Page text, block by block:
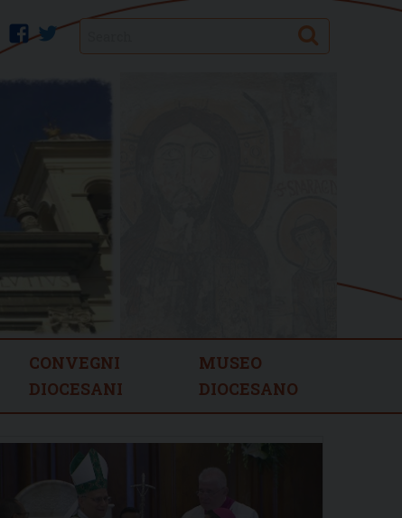
twitter
facebook Search
CONVEGNI
DIOCESANI
MUSEO
DIOCESANO